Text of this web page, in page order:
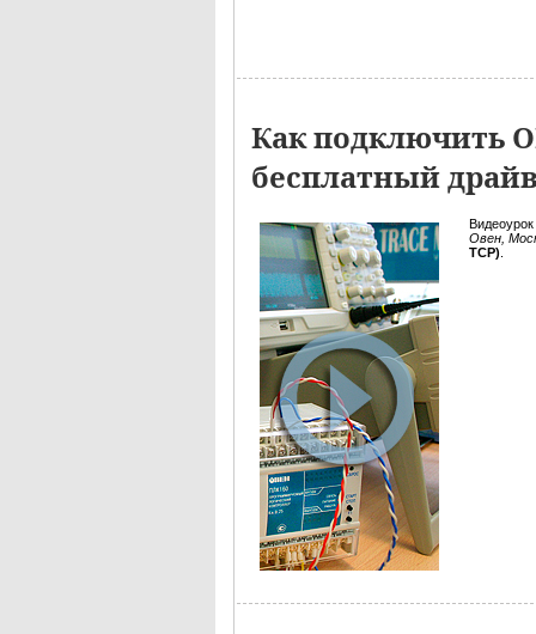
Как подключить
бесплатный
Овен,
TCP)